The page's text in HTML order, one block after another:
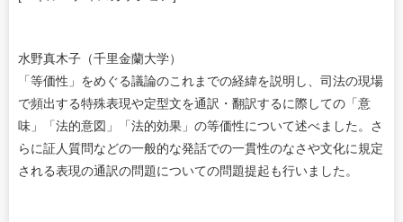
水野真木子（千里金蘭大学）
「等価性」をめぐる議論のこれまでの経緯を説明し、司法の現場
で頻出する特殊表現や定型文を通訳・翻訳するに際しての「意
味」「法的意図」「法的効果」の等価性について述べました。さ
らに証人質問などの一般的な発話での一貫性のなさや文化に規定
される表現の通訳の問題についての問題提起も行いました。